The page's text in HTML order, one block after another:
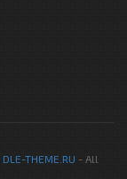
DLE-THEME.RU - All